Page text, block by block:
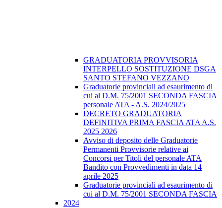
GRADUATORIA PROVVISORIA
INTERPELLO SOSTITUZIONE DSGA
SANTO STEFANO VEZZANO
Graduatorie provinciali ad esaurimento di
cui al D.M. 75/2001 SECONDA FASCIA
personale ATA - A.S. 2024/2025
DECRETO GRADUATORIA
DEFINITIVA PRIMA FASCIA ATA A.S.
2025 2026
Avviso di deposito delle Graduatorie
Permanenti Provvisorie relative ai
Concorsi per Titoli del personale ATA
Bandito con Provvedimenti in data 14
aprile 2025
Graduatorie provinciali ad esaurimento di
cui al D.M. 75/2001 SECONDA FASCIA
2024